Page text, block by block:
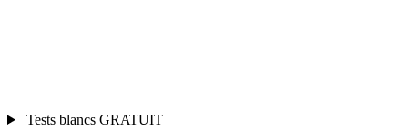
Tests blancs GRATUIT